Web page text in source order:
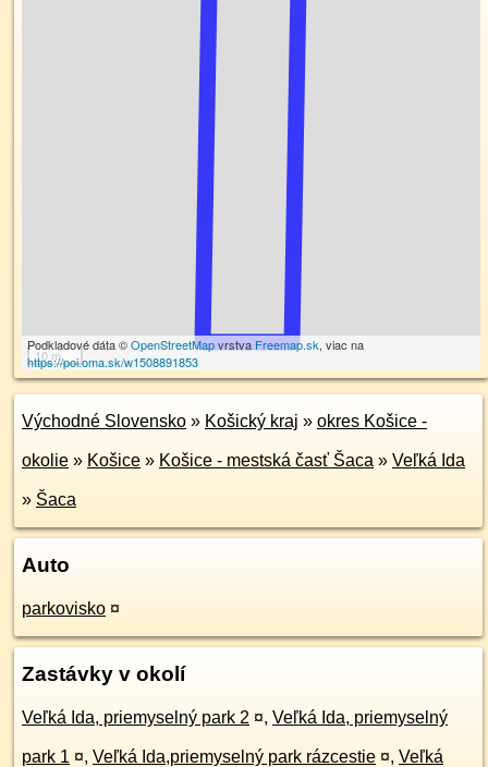
10 m
Podkladové dáta ©OpenStreetMapvrstva Freemap.sk, viac na
https://poi.oma.sk/w1508891853
Východné Slovensko » Košický kraj » okres Košice -
okolie » Košice » Košice - mestská časť Šaca » Veľká Ida
» Šaca
Auto
parkovisko ¤
Zastávky v okolí
Veľká Ida, priemyselný park 2 ¤, Veľká Ida, priemyselný
park 1 ¤, Veľká Ida,priemyselný park rázcestie ¤, Veľká